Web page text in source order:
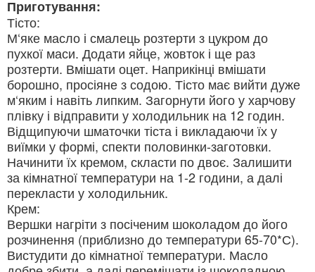
Приготування:
Тісто:
М‘яке масло і смалець розтерти з цукром до
пухкої маси. Додати яйце, жовток і ще раз
розтерти. Вмішати оцет. Наприкінці вмішати
борошно, просіяне з содою. Тісто має вийти дуже
м‘яким і навіть липким. Загорнути його у харчову
плівку і відправити у холодильник на 12 годин.
Відщипуючи шматочки тіста і викладаючи їх у
виїмки у формі, спекти половинки-заготовки.
Начинити їх кремом, скласти по двоє. Залишити
за кімнатної температури на 1-2 години, а далі
перекласти у холодильник.
Крем:
Вершки нагріти з посіченим шоколадом до його
розчинення (приблизно до температури 65-70*С).
Вистудити до кімнатної температури. Масло